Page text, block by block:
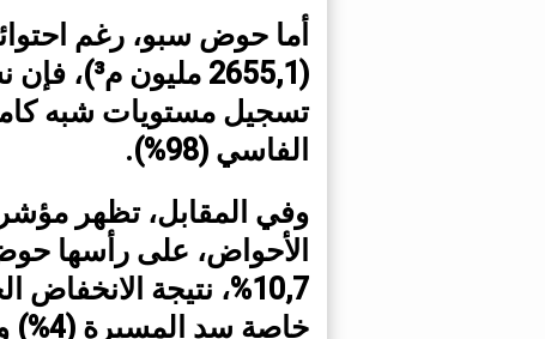
أما حوض سبو، رغم
تسجيل مستويات شبه
الفاسي (98%).
وفي المقابل، تظهر
الأحواض، على رأسها حوض
10,7%، نتيجة